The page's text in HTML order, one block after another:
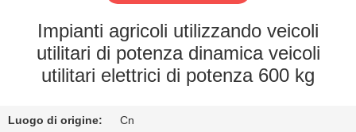
VISITA
ALLA
Impianti agricoli utilizzando veicoli
utilitari di potenza dinamica veicoli
utilitari elettrici di potenza 600 kg
Luogo di origine: Cn